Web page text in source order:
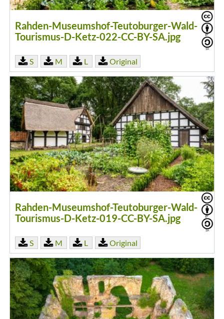
Rahden-Museumshof-Teutoburger-Wald-
Tourismus-D-Ketz-022-CC-BY-SA.jpg
S M L Original
Rahden-Museumshof-Teutoburger-Wald-
Tourismus-D-Ketz-019-CC-BY-SA.jpg
S M L Original